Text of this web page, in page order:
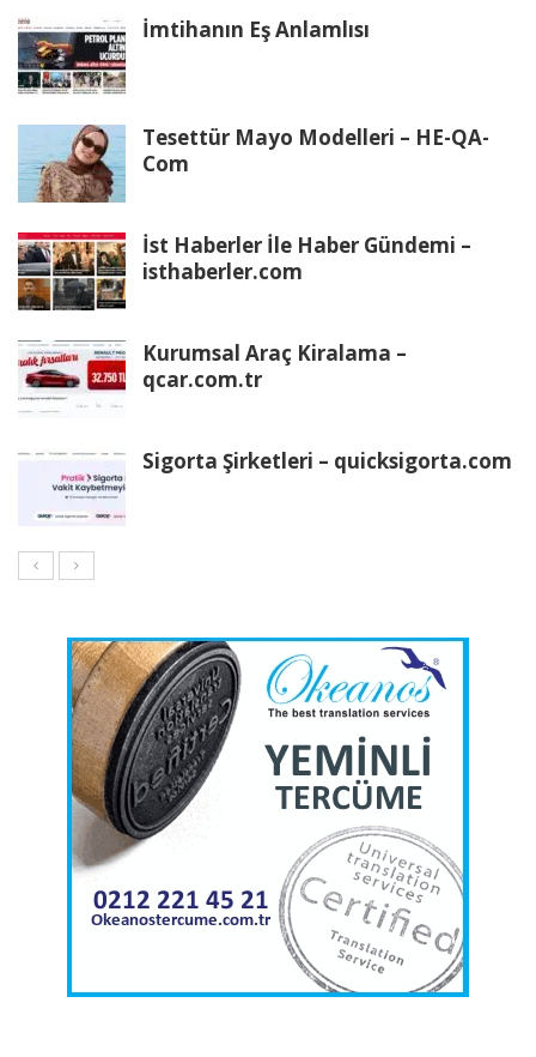
İmtihanın Eş Anlamlısı
Tesettür Mayo Modelleri – HE-QA-
Com
İst Haberler İle Haber Gündemi –
isthaberler.com
Kurumsal Araç Kiralama –
qcar.com.tr
Sigorta Şirketleri – quicksigorta.com